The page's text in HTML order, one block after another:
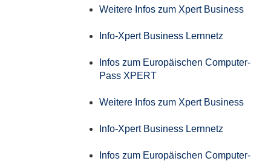
Weitere Infos zum Xpert Business
Info-Xpert Business Lernnetz
Infos zum Europäischen Computer-
Pass XPERT
Weitere Infos zum Xpert Business
Info-Xpert Business Lernnetz
Infos zum Europäischen Computer-